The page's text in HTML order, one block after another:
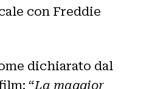
con Freddie
dichiarato dal
“La maggior